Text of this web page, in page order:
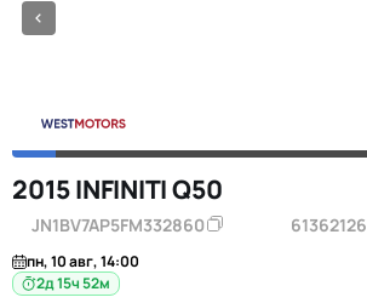
2015 INFINITI Q50
JN1BV7AP5FM332860 61362126
пн, 10 авг, 14:00
2д 15ч 52м